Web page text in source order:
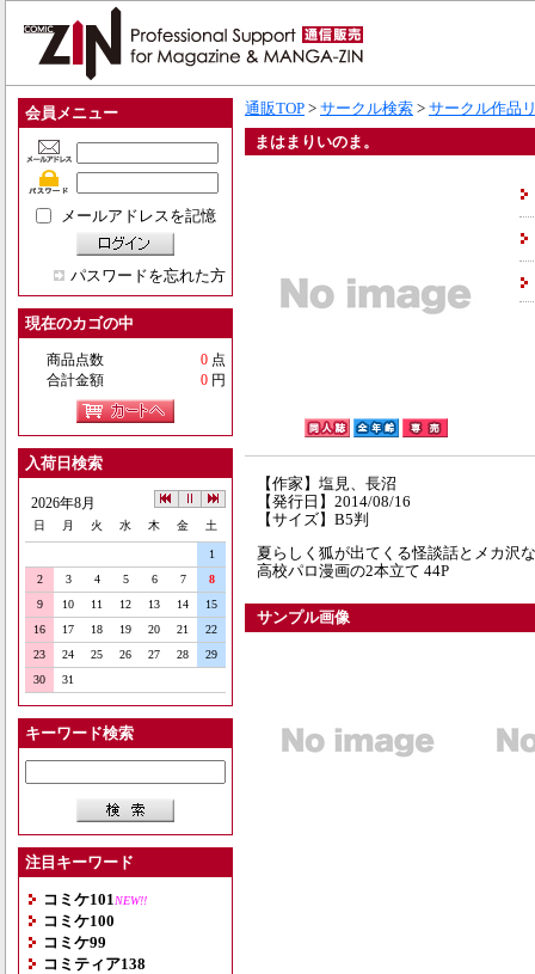
会員メニュー
メールアドレスを記憶
パスワードを忘れた方
現在のカゴの中
商品点数 0 点
合計金額
0 円
入荷日検索
2026年8月
日 月 火 水 木 金 土
1
2
3 4 5 6 7
8
9
10 11 12 13 14
15
16
17 18 19 20 21
22
23
24 25 26 27 28
29
30
31
キーワード検索
注目キーワード
コミケ101 NEW!!
コミケ100
コミケ99
コミティア138
通販TOP > サークル検索 > サークル作品
まはまりいのま。
【作家】塩見、長沼
【発行日】2014/08/16
【サイズ】B5判
夏らしく狐が出てくる怪談話とメカ沢
高校パロ漫画の2本立て 44P
サンプル画像